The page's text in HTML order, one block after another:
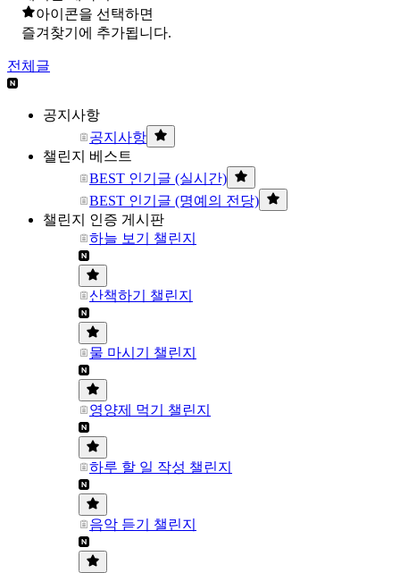
아이콘을 선택하면
즐겨찾기에 추가됩니다.
전체글
공지사항
공지사항
챌린지 베스트
BEST 인기글 (실시간)
BEST 인기글 (명예의 전당)
챌린지 인증 게시판
하늘 보기 챌린지
산책하기 챌린지
물 마시기 챌린지
영양제 먹기 챌린지
하루 할 일 작성 챌린지
음악 듣기 챌린지